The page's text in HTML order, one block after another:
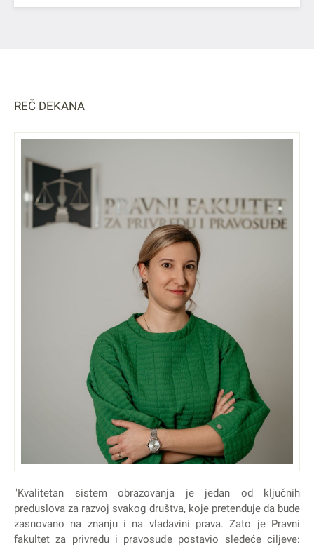
REČ DEKANA
"Kvalitetan sistem obrazovanja je jedan od ključnih
preduslova za razvoj svakog društva, koje pretenduje da bude
zasnovano na znanju i na vladavini prava. Zato je Pravni
fakultet za privredu i pravosuđe postavio sledeće ciljeve: